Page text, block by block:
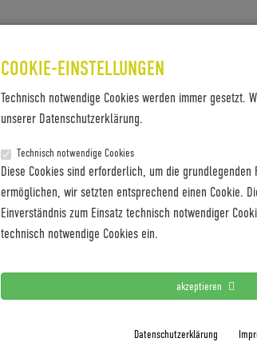
COOKIE-EINSTELLUNGEN
Technisch notwendige Cookies werden immer gesetzt.
unserer Datenschutzerklärung.
Technisch notwendige Cookies
Diese Cookies sind erforderlich, um die grundlegenden
ermöglichen, wir setzten entsprechend einen Cookie.
Einverständnis zum Einsatz technisch notwendiger
technisch notwendige Cookies ein.
akzeptieren
Datenschutzerklärung